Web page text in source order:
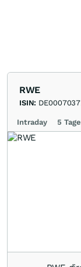
RWE
ISIN:
Intraday 5 Tage